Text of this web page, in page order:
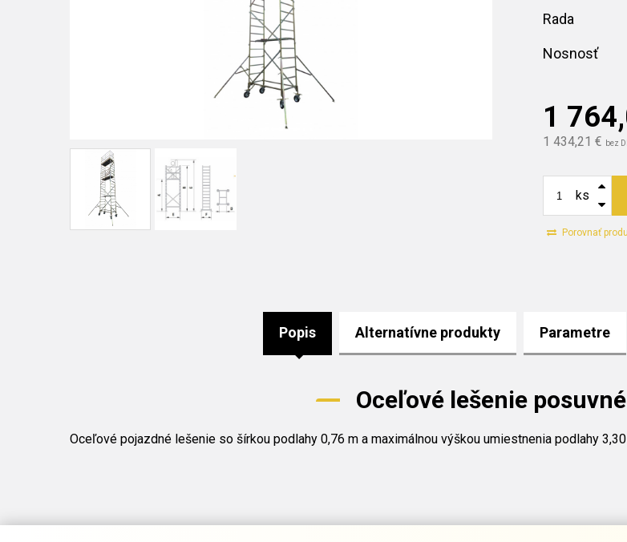
1
1 434,21 € bez
ks
Porovnať
Rada
Nosnosť
Popis Alternatívne produkty Parametre
Oceľové lešenie
Oceľové pojazdné lešenie so šírkou podlahy 0,76 m a maximálnou výškou umiestnenia podlahy